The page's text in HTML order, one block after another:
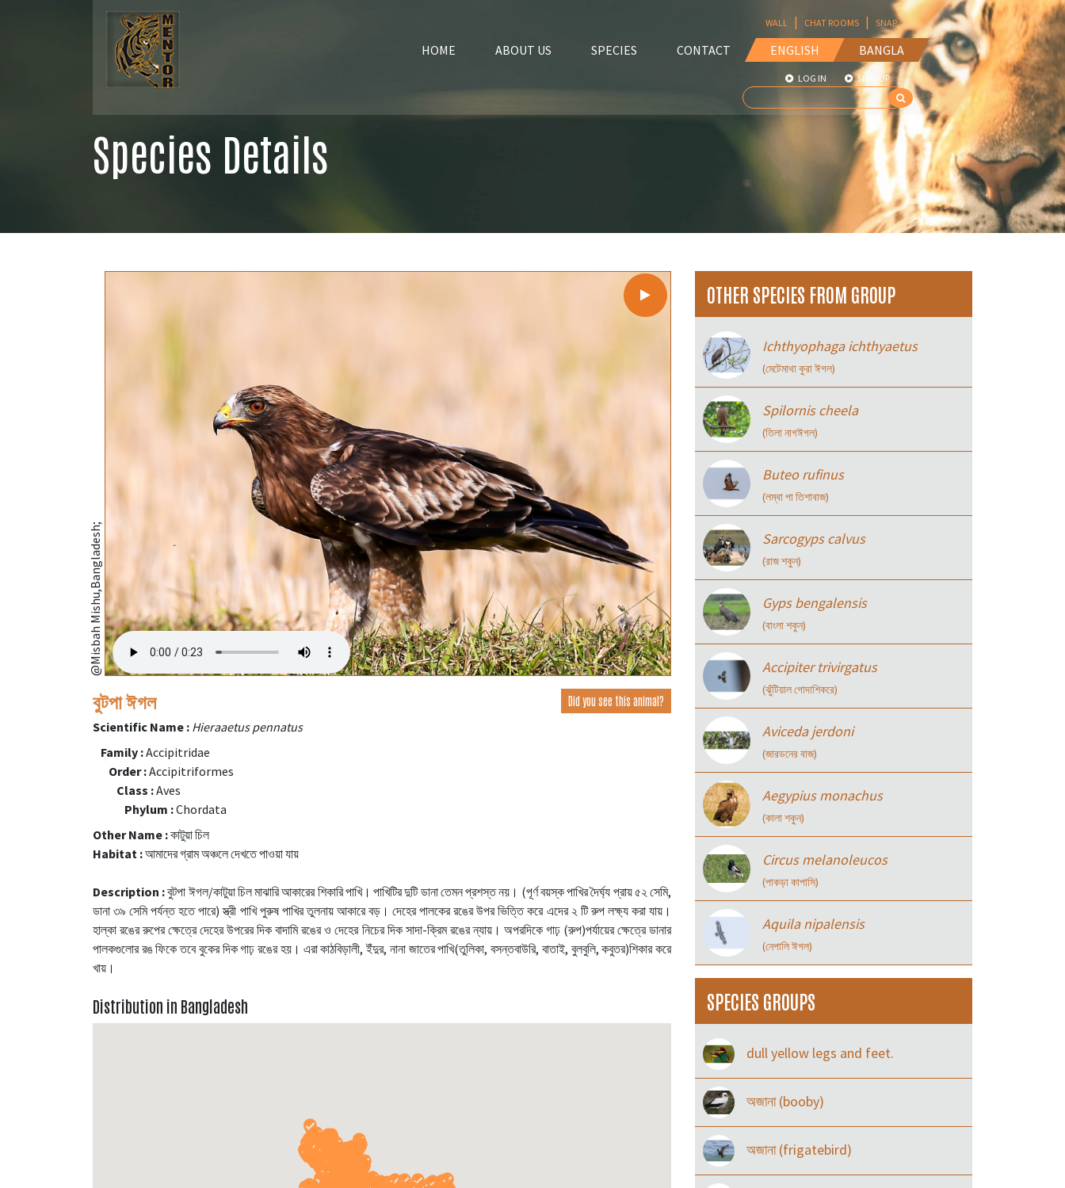
HOME ABOUT US SPECIES CONTACT ENGLISH BANGLA
WALL | CHAT ROOMS | SNAP
LOG IN SIGN UP
Species Details
@Misbah Mishu,Bangladesh;
বুটপা ঈগল Did you see this animal?
Scientific Name : Hieraaetus pennatus
Family :Accipitridae
Order :Accipitriformes
Class :Aves
Phylum :Chordata
Other Name :কাটুয়া চিল
Habitat :আমাদের গ্রাম অঞ্চলে দেখতে পাওয়া যায়
Description :বুটপা ঈগল/কাটুয়া চিল মাঝারি আকারের শিকারি পাখি। পাখিটির দুটি ডানা তেমন প্রশস্ত নয়। (পূর্ণ বয়স্ক পাখির দৈর্ঘ্য প্রায় ৫২ সেমি,
ডানা ৩৯ সেমি পর্যন্ত হতে পারে) স্ত্রী পাখি পুরুষ পাখির তুলনায় আকারে বড়। দেহের পালকের রঙের উপর ভিত্তি করে এদের ২ টি রুপ লক্ষ্য করা যায়।
হাল্কা রঙের রুপের ক্ষেত্রে দেহের উপরের দিক বাদামি রঙের ও দেহের নিচের দিক সাদা-ক্রিম রঙের ন্যায়। অপরদিকে গাঢ় (রুপ)পর্যায়ের ক্ষেত্রে ডানার
পালকগুলোর রঙ ফিকে তবে বুকের দিক গাঢ় রঙের হয়। এরা কাঠবিড়ালী, ইঁদুর, নানা জাতের পাখি(তুলিকা, বসন্তবাউরি, বাতাই, বুলবুলি, কবুতর)শিকার করে
খায়।
Distribution in Bangladesh
OTHER SPECIES FROM GROUP
Ichthyophaga ichthyaetus
(মেটেমাথা কুরা ঈগল)
Spilornis cheela
(তিলা নাগঈগল)
Buteo rufinus
(লম্বা পা তিশাবাজ)
Sarcogyps calvus
(রাজ শকুন)
Gyps bengalensis
(বাংলা শকুন)
Accipiter trivirgatus
(ঝুঁটিয়াল গোদাশিকরে)
Aviceda jerdoni
(জারডনের বাজ)
Aegypius monachus
(কালা শকুন)
Circus melanoleucos
(পাকড়া কাপাসি)
Aquila nipalensis
(নেপালি ঈগল)
SPECIES GROUPS
dull yellow legs and feet.
অজানা (booby)
অজানা (frigatebird)